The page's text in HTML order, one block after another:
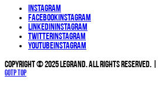
Instagram
Facebook Instagram
Linkedin Instagram
Twitter Instagram
YouTube Instagram
Copyright © 2025 Legrand. All Rights Reserved.
Gotp Top